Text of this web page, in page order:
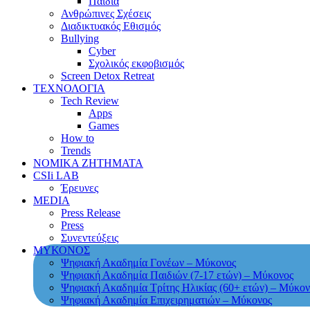
Ανθρώπινες Σχέσεις
Διαδικτυακός Εθισμός
Bullying
Cyber
Σχολικός εκφοβισμός
Screen Detox Retreat
ΤΕΧΝΟΛΟΓΙΑ
Tech Review
Apps
Games
How to
Trends
ΝΟΜΙΚΑ ΖΗΤΗΜΑΤΑ
CSIi LAB
Έρευνες
MEDIA
Press Release
Press
Συνεντεύξεις
ΜΥΚΟΝΟΣ
Ψηφιακή Ακαδημία Γονέων – Μύκονος
Ψηφιακή Ακαδημία Παιδιών (7-17 ετών) – Μύκονος
Ψηφιακή Ακαδημία Τρίτης Ηλικίας (60+ ετών) –
Ψηφιακή Ακαδημία Επιχειρηματιών – Μύκονος